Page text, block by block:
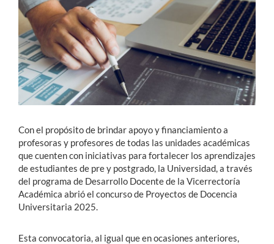
Estudiantes
Académicos
Funcionarios
Alumni
English
Con el propósito de brindar apoyo y financiamiento a
profesoras y profesores de todas las unidades académicas
que cuenten con iniciativas para fortalecer los aprendizajes
de estudiantes de pre y postgrado, la Universidad, a través
del programa de Desarrollo Docente de la Vicerrectoría
Académica abrió el concurso de Proyectos de Docencia
Universitaria 2025.
Esta convocatoria, al igual que en ocasiones anteriores,